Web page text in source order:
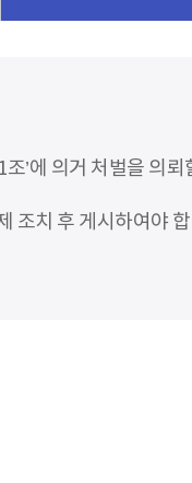
’에 의거 처벌을 의
조치 후 게시하여야